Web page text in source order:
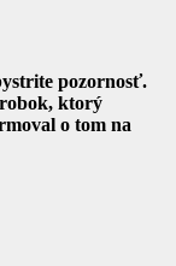
pozornosť.
ktorý
o tom na